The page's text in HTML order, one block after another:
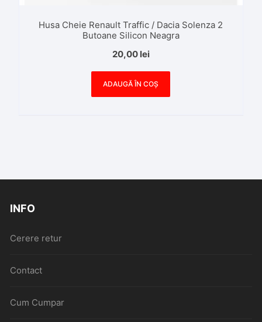
Husa Cheie Renault Traffic / Dacia Solenza 2
Butoane Silicon Neagra
20,00 lei
ADAUGĂ ÎN COȘ
INFO
Cerere retur
Contact
Cum Cumpar